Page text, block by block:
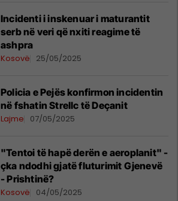
Incidenti i inskenuar i maturantit
serb në veri që nxiti reagime të
ashpra
Kosovë 25/05/2025
Policia e Pejës konfirmon incidentin
në fshatin Strellc të Deçanit
Lajme 07/05/2025
"Tentoi të hapë derën e aeroplanit" -
çka ndodhi gjatë fluturimit Gjenevë
- Prishtinë?
Kosovë 04/05/2025